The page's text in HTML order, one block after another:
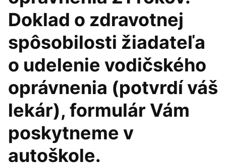
Doklad o zdravotnej
spôsobilosti žiadateľa
o udelenie vodičského
oprávnenia (potvrdí váš
lekár), formulár Vám
poskytneme v
autoškole.